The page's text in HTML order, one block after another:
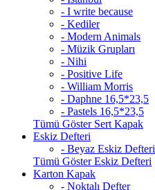
- I write because
- Kediler
- Modern Animals
- Müzik Grupları
- Nihi
- Positive Life
- William Morris
- Daphne 16,5*23,5
- Pastels 16,5*23,5
Tümü Göster Sert Kapak
Eskiz Defteri
- Beyaz Eskiz Defteri
Tümü Göster Eskiz Defteri
Karton Kapak
- Noktalı Defter